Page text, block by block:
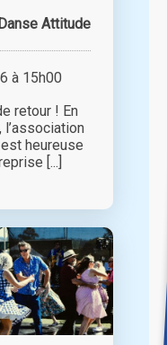
Attitude
à 15h00
retour ! En
heureuse
[...]